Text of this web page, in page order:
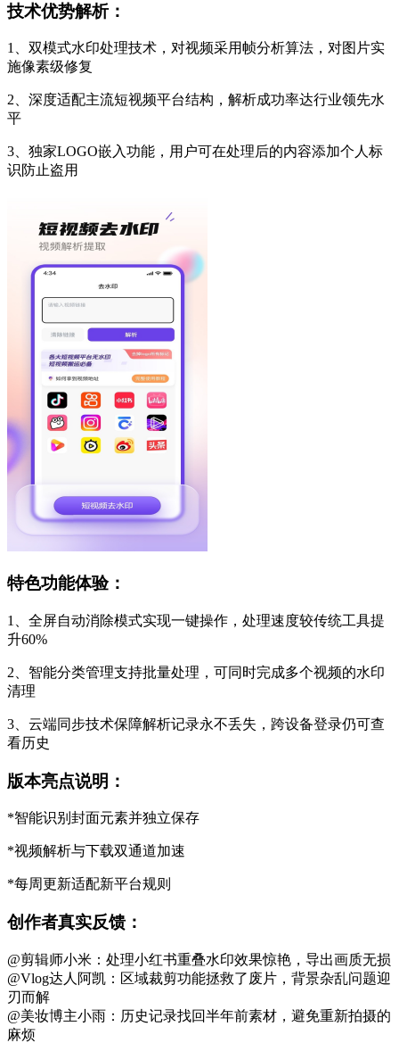
技术优势解析：
1、双模式水印处理技术，对视频采用帧分析算法，对图片实
施像素级修复
2、深度适配主流短视频平台结构，解析成功率达行业领先水
平
3、独家LOGO嵌入功能，用户可在处理后的内容添加个人标
识防止盗用
特色功能体验：
1、全屏自动消除模式实现一键操作，处理速度较传统工具提
升60%
2、智能分类管理支持批量处理，可同时完成多个视频的水印
清理
3、云端同步技术保障解析记录永不丢失，跨设备登录仍可查
看历史
版本亮点说明：
*智能识别封面元素并独立保存
*视频解析与下载双通道加速
*每周更新适配新平台规则
创作者真实反馈：
@剪辑师小米：处理小红书重叠水印效果惊艳，导出画质无损
@Vlog达人阿凯：区域裁剪功能拯救了废片，背景杂乱问题迎
刃而解
@美妆博主小雨：历史记录找回半年前素材，避免重新拍摄的
麻烦